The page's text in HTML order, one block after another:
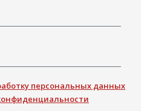
персональных данных